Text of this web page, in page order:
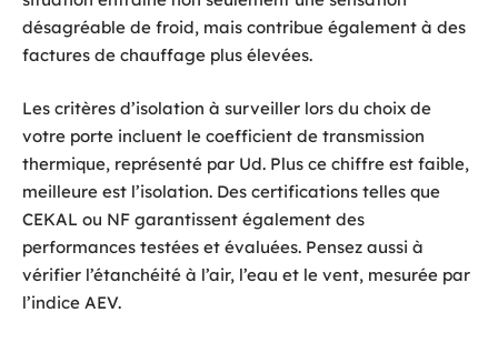
désagréable de froid, mais contribue également à des
factures de chauffage plus élevées.
Les critères d’isolation à surveiller lors du choix de
votre porte incluent le coefficient de transmission
thermique, représenté par Ud. Plus ce chiffre est faible,
meilleure est l’isolation. Des certifications telles que
CEKAL ou NF garantissent également des
performances testées et évaluées. Pensez aussi à
vérifier l’étanchéité à l’air, l’eau et le vent, mesurée par
l’indice AEV.